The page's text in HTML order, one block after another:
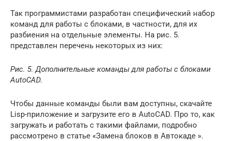
Так программистами разработан специфический набор
команд для работы с блоками, в частности, для их
разбиения на отдельные элементы. На рис. 5.
представлен перечень некоторых из них:
Рис. 5. Дополнительные команды для работы с блоками
AutoCAD.
Чтобы данные команды были вам доступны, скачайте
Lisp-приложение и загрузите его в AutoCAD. Про то, как
загружать и работать с такими файлами, подробно
рассмотрено в статье «Замена блоков в Автокаде ».